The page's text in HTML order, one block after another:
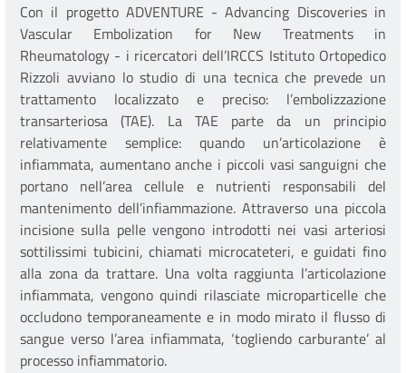
Con il progetto ADVENTURE - Advancing Discoveries in
Vascular Embolization for New Treatments in
Rheumatology - i ricercatori dell’IRCCS Istituto Ortopedico
Rizzoli avviano lo studio di una tecnica che prevede un
trattamento localizzato e preciso: l’embolizzazione
transarteriosa (TAE). La TAE parte da un principio
relativamente semplice: quando un’articolazione è
infiammata, aumentano anche i piccoli vasi sanguigni che
portano nell’area cellule e nutrienti responsabili del
mantenimento dell’infiammazione. Attraverso una piccola
incisione sulla pelle vengono introdotti nei vasi arteriosi
sottilissimi tubicini, chiamati microcateteri, e guidati fino
alla zona da trattare. Una volta raggiunta l’articolazione
infiammata, vengono quindi rilasciate microparticelle che
occludono temporaneamente e in modo mirato il flusso di
sangue verso l’area infiammata, ‘togliendo carburante’ al
processo infiammatorio.